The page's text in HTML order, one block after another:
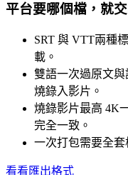
平台要哪個檔，就
SRT 與 VTT兩種
載。
雙語一次過原文
燒錄入影片。
燒錄影片最高 4K
完全一致。
一次打包需要全套
看看匯出格式